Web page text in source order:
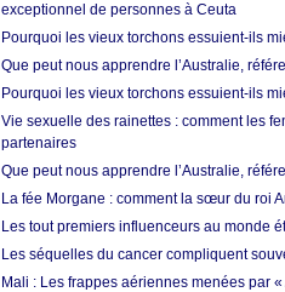
exceptionnel de personnes à Ceuta
Pourquoi les vieux torchons essuient-ils
Que peut nous apprendre l’Australie,
Pourquoi les vieux torchons essuient-ils
Vie sexuelle des rainettes : comment les
partenaires
Que peut nous apprendre l’Australie,
La fée Morgane : comment la sœur du roi
Les tout premiers influenceurs au monde
Les séquelles du cancer compliquent
Mali : Les frappes aériennes menées par